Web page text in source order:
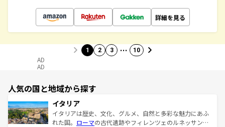
詳細を見る
1 2 3 … 10
AD
AD
人気の国と地域から探す
イタリア
イタリアは歴史、文化、グルメ、自然と多彩な魅力にあふ
れた国。 ローマの古代遺跡やフィレンツェのルネッサンス